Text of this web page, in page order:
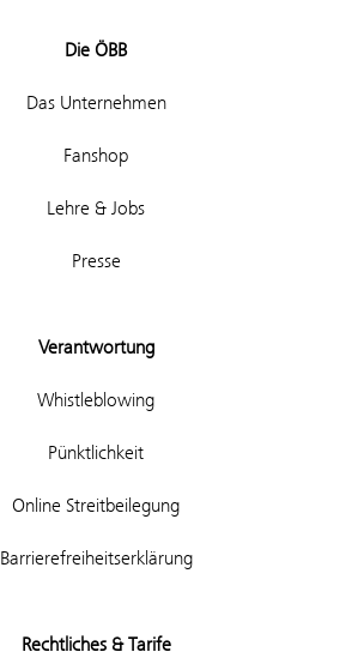
Die ÖBB
Das Unternehmen
Fanshop
Lehre & Jobs
Presse
Verantwortung
Whistleblowing
Pünktlichkeit
Online Streitbeilegung
Barrierefreiheitserklärung
Rechtliches & Tarife